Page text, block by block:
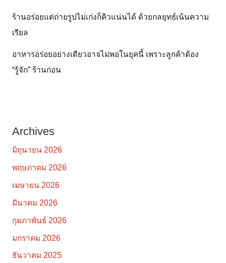
ร้านอร่อยแต่ถ่ายรูปไม่เก่งก็คิวแน่นได้ ด้วยกลยุทธ์เน้นความ
เรียล
อาหารอร่อยอย่างเดียวอาจไม่พอในยุคนี้ เพราะลูกค้าต้อง
“รู้จัก” ร้านก่อน
Archives
มิถุนายน 2026
พฤษภาคม 2026
เมษายน 2026
มีนาคม 2026
กุมภาพันธ์ 2026
มกราคม 2026
ธันวาคม 2025